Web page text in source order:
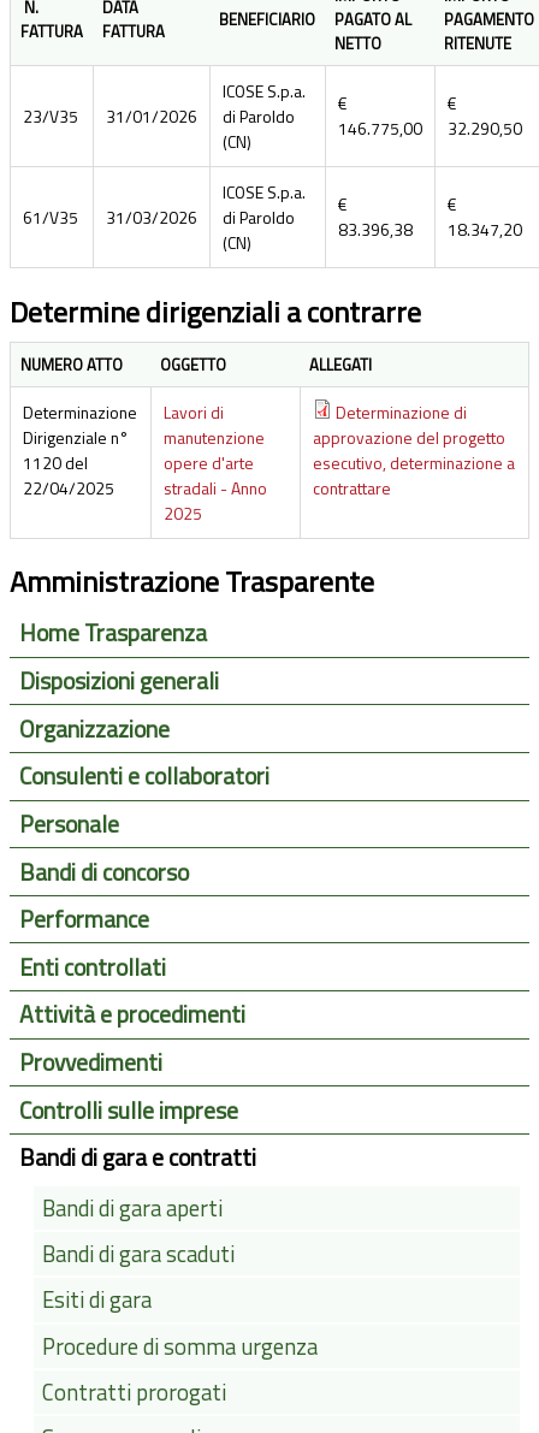
N.
FATTURA
DATA
FATTURA
BENEFICIARIO
PAGATO AL
NETTO
PAGAMENTO
RITENUTE
23/V35 31/01/2026
ICOSE S.p.a.
di Paroldo
(CN)
€
146.775,00
€
32.290,50
61/V35 31/03/2026
ICOSE S.p.a.
di Paroldo
(CN)
€
83.396,38
€
18.347,20
Determine dirigenziali a contrarre
NUMERO ATTO OGGETTO ALLEGATI
Determinazione
Dirigenziale n°
1120 del
22/04/2025
Lavori di
manutenzione
opere d'arte
stradali - Anno
2025
Determinazione di
approvazione del progetto
esecutivo, determinazione a
contrattare
Amministrazione Trasparente
Home Trasparenza
Disposizioni generali
Organizzazione
Consulenti e collaboratori
Personale
Bandi di concorso
Performance
Enti controllati
Attività e procedimenti
Provvedimenti
Controlli sulle imprese
Bandi di gara e contratti
Bandi di gara aperti
Bandi di gara scaduti
Esiti di gara
Procedure di somma urgenza
Contratti prorogati